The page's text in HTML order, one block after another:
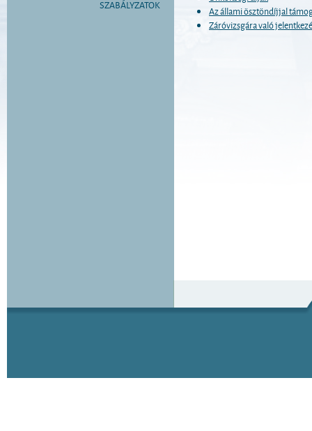
SZABÁLYZATOK
Az állami ösztöndíjjal
Záróvizsgára való